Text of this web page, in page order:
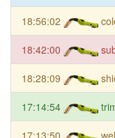
18:56:02
18:42:00
18:28:09
17:14:54
17:13:50